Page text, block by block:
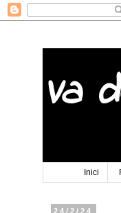
Va
Inici
24/2/24